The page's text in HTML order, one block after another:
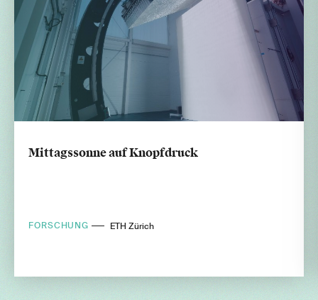
Mittagssonne auf Knopfdruck
FORSCHUNG ETH Zürich